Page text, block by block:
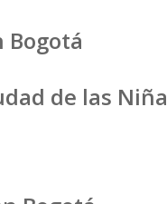
de las